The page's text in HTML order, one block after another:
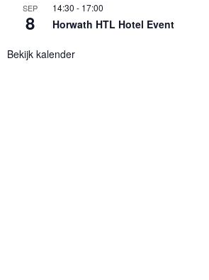
SEP
8
14:30 - 17:00
Horwath HTL Hotel Event
Bekijk kalender